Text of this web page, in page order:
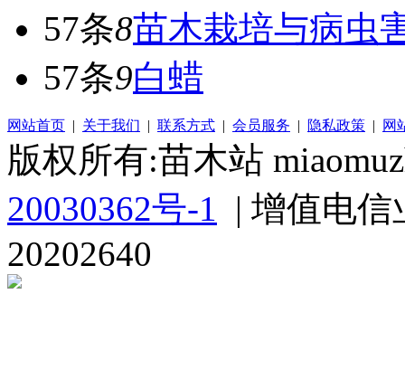
57条8苗木栽培与病虫
57条9白蜡
网站首页 | 关于我们 | 联系方式 | 会员服务 | 隐私政策 | 网
版权所有:苗木站
20030362号-1
| 增值电
20202640